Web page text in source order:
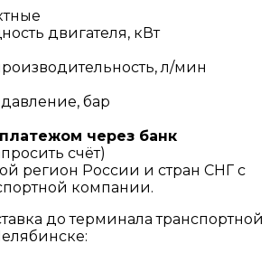
двигателя, кВт
л/мин
бар
через банк
счёт)
регион России и стран СНГ с
компании.
до терминала транспортной